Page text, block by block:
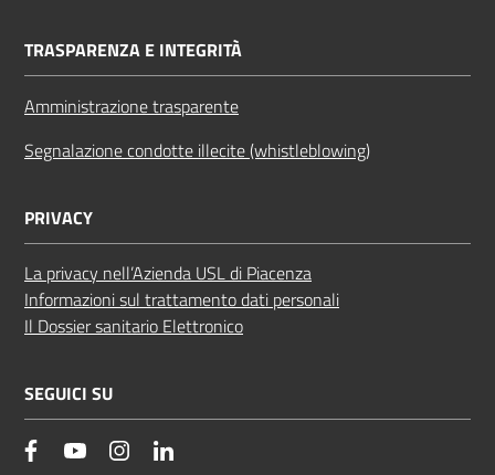
TRASPARENZA E INTEGRITÀ
Amministrazione trasparente
Segnalazione condotte illecite (whistleblowing)
PRIVACY
La privacy nell’Azienda USL di Piacenza
Informazioni sul trattamento dati personali
Il Dossier sanitario Elettronico
SEGUICI SU
facebookYouTube Instagram